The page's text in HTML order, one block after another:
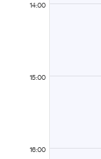
14:00
15:00
16:00